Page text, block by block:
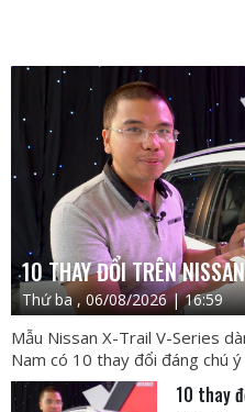
10 THAY ĐỔI TRÊN
Thứ ba , 06/08/2026 | 16:59
Mẫu Nissan X-Trail V-Series
Nam có 10 thay đổi đáng chú
10 thay